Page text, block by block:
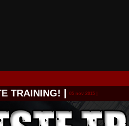
TRAINING! 05 nov 2015 |